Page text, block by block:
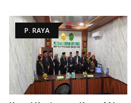
P. RAYA